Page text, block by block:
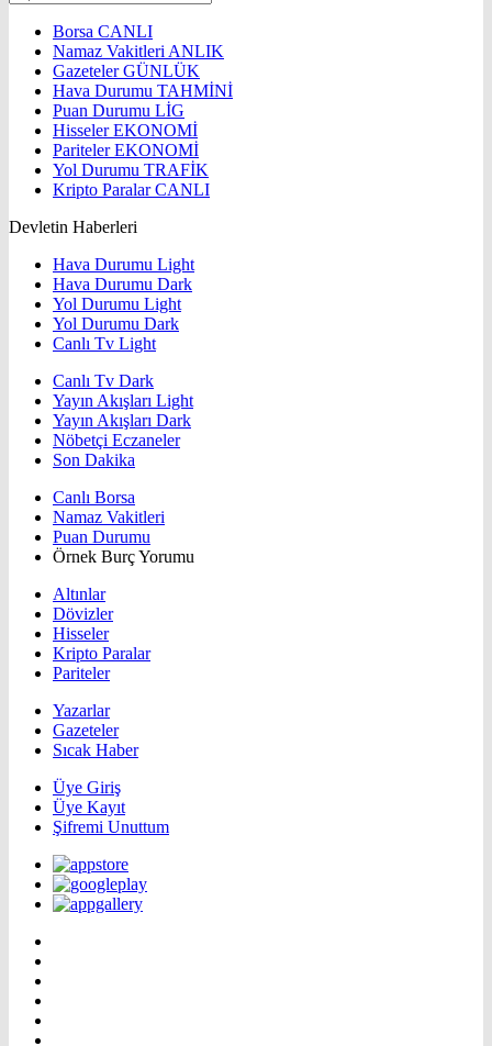
Borsa CANLI
Namaz Vakitleri ANLIK
GazetelerGÜNLÜK
Hava Durumu TAHMİNİ
Puan Durumu LİG
HisselerEKONOMİ
ParitelerEKONOMİ
Yol Durumu TRAFİK
Kripto ParalarCANLI
Devletin Haberleri
Hava Durumu Light
Hava Durumu Dark
Yol Durumu Light
Yol Durumu Dark
Canlı Tv Light
Canlı Tv Dark
Yayın Akışları Light
Yayın Akışları Dark
Nöbetçi Eczaneler
Son Dakika
Canlı Borsa
Namaz Vakitleri
Puan Durumu
Örnek Burç Yorumu
Altınlar
Dövizler
Hisseler
Kripto Paralar
Pariteler
Yazarlar
Gazeteler
Sıcak Haber
Üye Giriş
Üye Kayıt
Şifremi Unuttum